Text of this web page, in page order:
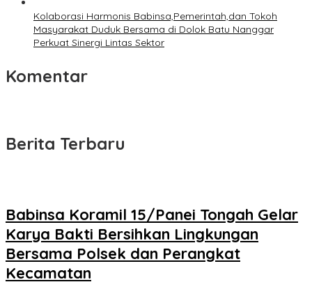
Kolaborasi Harmonis Babinsa,Pemerintah,dan Tokoh
Masyarakat Duduk Bersama di Dolok Batu Nanggar
Perkuat Sinergi Lintas Sektor
Komentar
Berita Terbaru
Babinsa Koramil 15/Panei Tongah Gelar
Karya Bakti Bersihkan Lingkungan
Bersama Polsek dan Perangkat
Kecamatan